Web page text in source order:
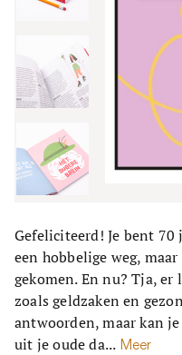
Gefeliciteerd! Je bent 70
een hobbelige weg,
gekomen. En nu? Tja,
zoals geldzaken en
antwoorden, maar kan
uit je oude da... Meer